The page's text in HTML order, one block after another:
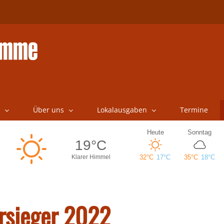
Über uns Lokalausgaben Termine
2022